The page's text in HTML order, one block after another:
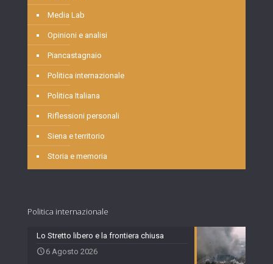
Media Lab
Opinioni e analisi
Piancastagnaio
Politica internazionale
Politica Italiana
Riflessioni personali
Siena e territorio
Storia e memoria
Politica internazionale
Lo Stretto libero e la frontiera chiusa
6 Agosto 2026